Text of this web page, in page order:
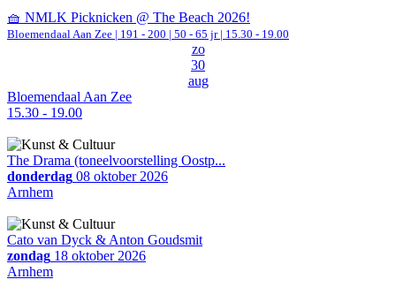
🧺 NMLK Picknicken @ The Beach 2026!
Bloemendaal Aan Zee | 191 - 200 | 50 - 65 jr | 15.30 - 19.00
zo
30
aug
Bloemendaal Aan Zee
15.30 - 19.00
The Drama (toneelvoorstelling Oostp...
donderdag 08 oktober 2026
Arnhem
Cato van Dyck & Anton Goudsmit
zondag 18 oktober 2026
Arnhem